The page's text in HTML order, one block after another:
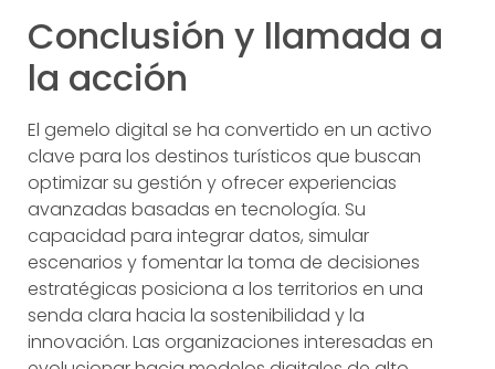
Conclusión y llamada a
la acción
El gemelo digital se ha convertido en un activo
clave para los destinos turísticos que buscan
optimizar su gestión y ofrecer experiencias
avanzadas basadas en tecnología. Su
capacidad para integrar datos, simular
escenarios y fomentar la toma de decisiones
estratégicas posiciona a los territorios en una
senda clara hacia la sostenibilidad y la
innovación. Las organizaciones interesadas en